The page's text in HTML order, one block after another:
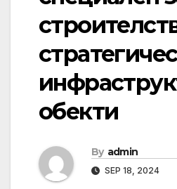
обекти
By admin
SEP 18, 2024